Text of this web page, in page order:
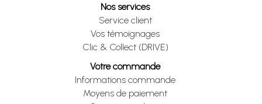
Nos services
Service client
Vos témoignages
Clic & Collect (DRIVE)
Votre commande
Informations commande
Moyens de paiement